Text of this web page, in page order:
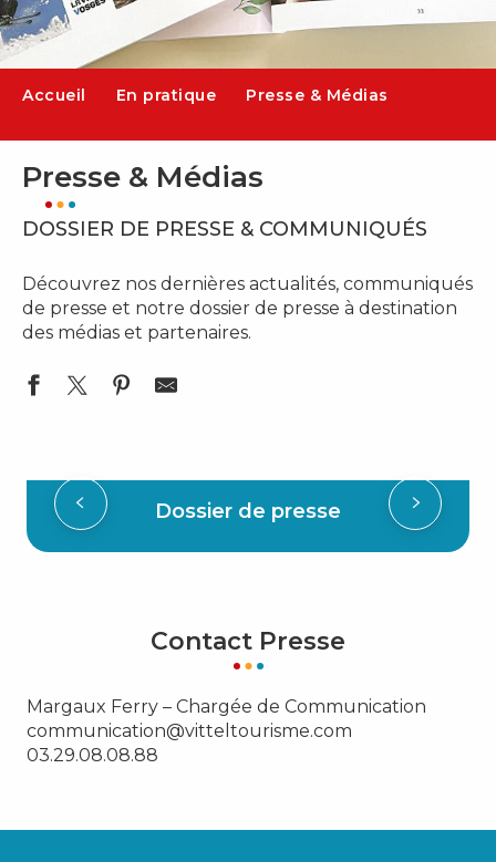
Accueil En pratique Presse & Médias
Presse & Médias
DOSSIER DE PRESSE & COMMUNIQUÉS
Découvrez nos dernières actualités, communiqués
de presse et notre dossier de presse à destination
des médias et partenaires.
Dossier de presse
Contact Presse
Margaux Ferry – Chargée de Communication
communication@vitteltourisme.com
03.29.08.08.88